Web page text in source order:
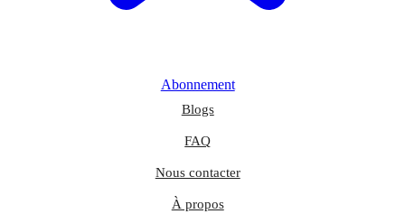
Abonnement
Blogs
FAQ
Nous contacter
À propos